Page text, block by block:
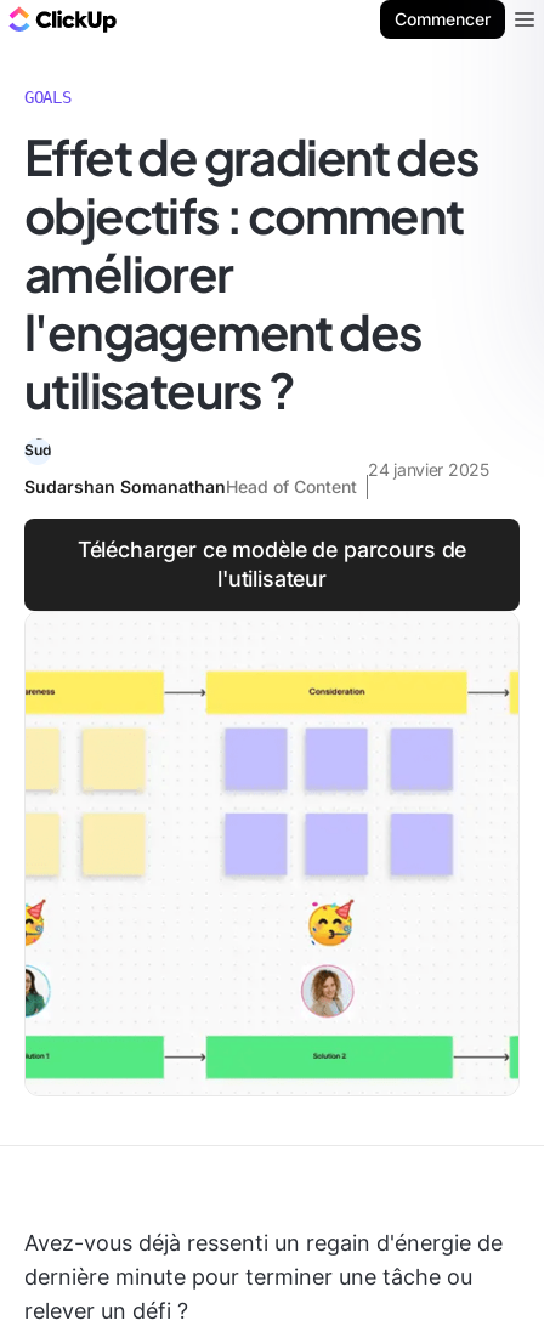
Commencer
GOALS
Effet de gradient des
objectifs : comment
améliorer
l'engagement des
utilisateurs ?
Sudarshan SomanathanHead of Content
24 janvier 2025
Télécharger ce modèle de parcours de
l'utilisateur
Avez-vous déjà ressenti un regain d'énergie de
dernière minute pour terminer une tâche ou
relever un défi ?